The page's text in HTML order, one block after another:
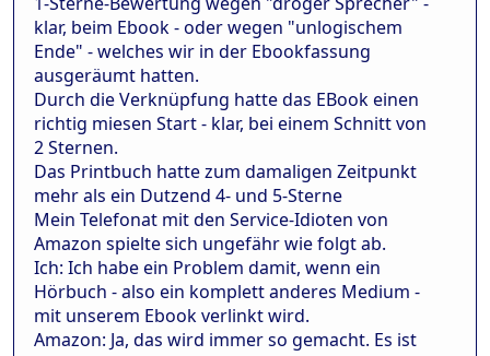
klar, beim Ebook - oder wegen "unlogischem
Ende" - welches wir in der Ebookfassung
ausgeräumt hatten.
Durch die Verknüpfung hatte das EBook einen
richtig miesen Start - klar, bei einem Schnitt von
2 Sternen.
Das Printbuch hatte zum damaligen Zeitpunkt
mehr als ein Dutzend 4- und 5-Sterne
Mein Telefonat mit den Service-Idioten von
Amazon spielte sich ungefähr wie folgt ab.
Ich: Ich habe ein Problem damit, wenn ein
Hörbuch - also ein komplett anderes Medium -
mit unserem Ebook verlinkt wird.
Amazon: Ja, das wird immer so gemacht. Es ist